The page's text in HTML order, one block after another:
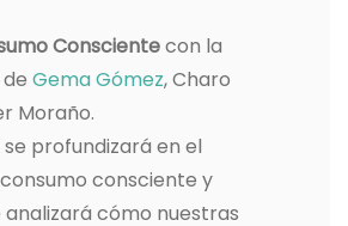
Conscientecon la
Gema Gómez, Charo
Moraño.
profundizará en el
consciente y
analizará cómo nuestras